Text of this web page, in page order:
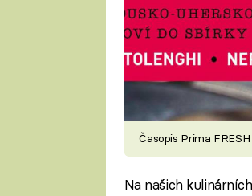
Časopis Prima
Na našich